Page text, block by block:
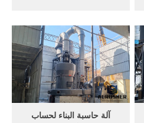
التفسيرات1.2 مثال على
حساب المواد لبناء الأساس
الشريط2 حساب الأساس3 آلة
حاسبة على الانترنت لحساب...
آلة حاسبة البناء لحساب